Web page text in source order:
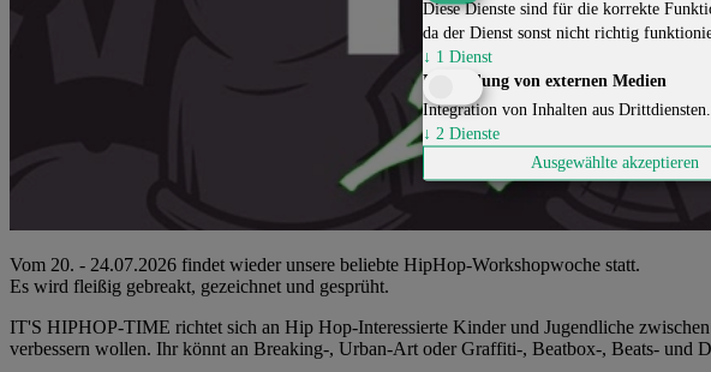
Vom 20. - 24.07.2026 findet wieder unsere beliebte HipHop-Workshopwoche statt.
Es wird fleißig gebreakt, gezeichnet und gesprüht.
IT'S HIPHOP-TIME richtet sich an Hip Hop-Interessierte Kinder und Jugendliche
verbessern wollen. Ihr könnt an Breaking-, Urban-Art oder Graffiti-, Beatbox-, Beats- und
Diese Dienste sind für die korrekte
da der Dienst sonst nicht richtig
↓ 1 Dienst
Einbindung von externen Medien
Integration von Inhalten aus
↓ 2 Dienste
Ausgewählte akzeptieren